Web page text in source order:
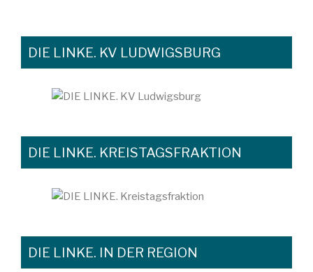
DIE LINKE. KV LUDWIGSBURG
DIE LINKE. KREISTAGSFRAKTION
DIE LINKE. IN DER REGION